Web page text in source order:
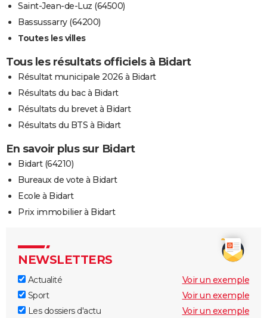
Saint-Jean-de-Luz (64500)
Bassussarry (64200)
Toutes les villes
Tous les résultats officiels à Bidart
Résultat municipale 2026 à Bidart
Résultats du bac à Bidart
Résultats du brevet à Bidart
Résultats du BTS à Bidart
En savoir plus sur Bidart
Bidart (64210)
Bureaux de vote à Bidart
Ecole à Bidart
Prix immobilier à Bidart
NEWSLETTERS
Actualité
Voir un exemple
Sport
Voir un exemple
Les dossiers d'actu
Voir un exemple